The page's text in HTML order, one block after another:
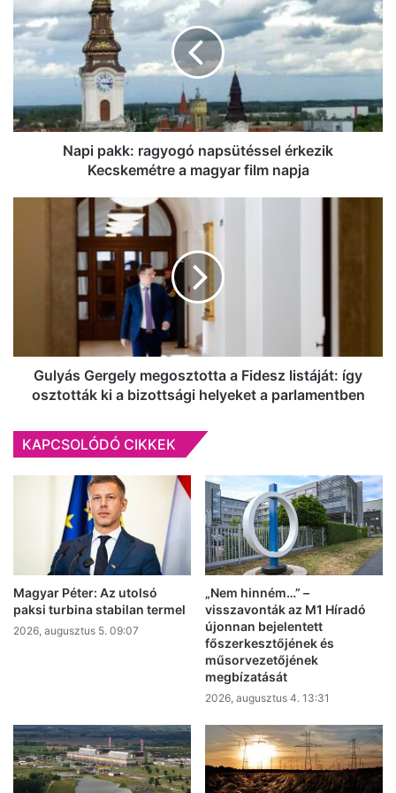
ragyogó
napsütéssel
érkezik
Kecskemétre
magyar
film
Napi pakk: ragyogó napsütéssel érkezik
Kecskemétre a magyar film napja
ki
bizottsági
a
parlamentben
Gulyás Gergely megosztotta a Fidesz listáját: így
osztották ki a bizottsági helyeket a parlamentben
KAPCSOLÓDÓ CIKKEK
Magyar Péter: Az utolsó
paksi turbina stabilan termel
2026, augusztus 5. 09:07
„Nem hinném…” –
visszavonták az M1 Híradó
újonnan bejelentett
főszerkesztőjének és
műsorvezetőjének
megbízatását
2026, augusztus 4. 13:31